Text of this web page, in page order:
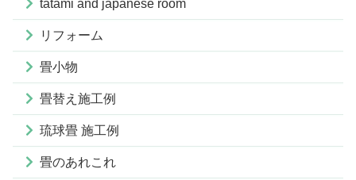
tatami and japanese room
リフォーム
畳小物
畳替え施工例
琉球畳 施工例
畳のあれこれ